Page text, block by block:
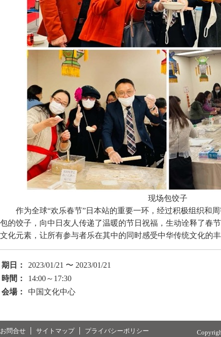
现场包饺子
作为全球“欢乐春节”日本站的重要一环，经过积极组织和
包的饺子，向中日友人传递了温暖的节日祝福，生动诠释了春
文化元素，让所有参与者乐在其中的同时感受中华传统文化的
期日：
2023/01/21 〜 2023/01/21
時間：
14:00～17:30
会場：
中国文化中心
お問合せ サイトマップ プライバシーポリシー